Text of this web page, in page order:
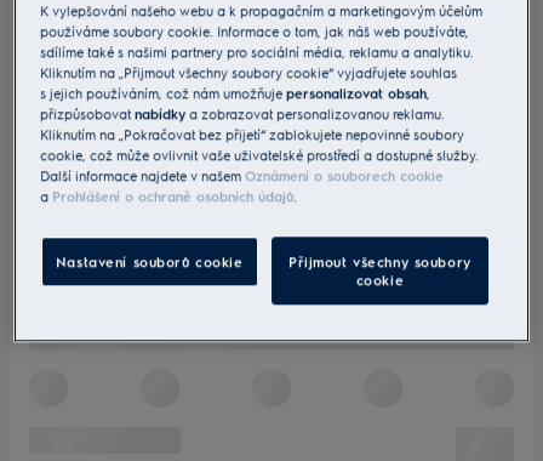
K vylepšování našeho webu a k propagačním a marketingovým účelům
používáme soubory cookie. Informace o tom, jak náš web používáte,
sdílíme také s našimi partnery pro sociální média, reklamu a analytiku.
Kliknutím na „Přijmout všechny soubory cookie“ vyjadřujete souhlas
s jejich používáním, což nám umožňujepersonalizovat obsah,
přizpůsobovatnabídky a zobrazovat personalizovanou reklamu.
Kliknutím na „Pokračovat bez přijetí“ zablokujete nepovinné soubory
cookie, což může ovlivnit vaše uživatelské prostředí a dostupné služby.
Další informace najdete v našemOznámení o souborech cookie
a Prohlášení o ochraně osobních údajů.
Nastavení souborů cookie
Přijmout všechny soubory
cookie